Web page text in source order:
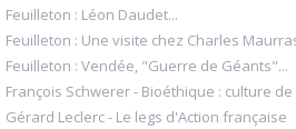
Feuilleton : Léon Daudet...
Feuilleton : Une visite chez Charles
Feuilleton : Vendée, "Guerre de Géants"...
François Schwerer - Bioéthique : culture
Gérard Leclerc - Le legs d'Action française